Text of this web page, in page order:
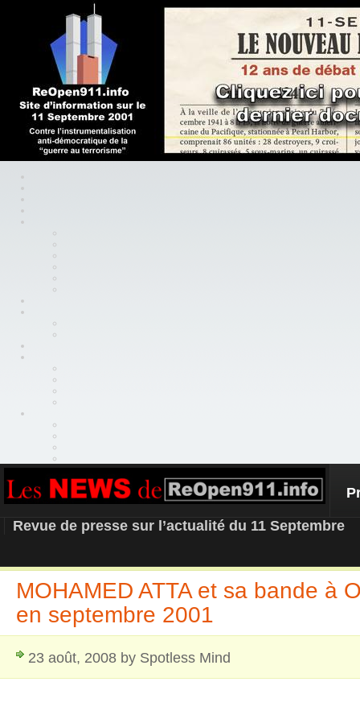
REOPEN911 – NEWS
Revue de presse sur l’actualité du 11 Septembre
MOHAMED ATTA et sa bande à
en septembre 2001
23 août, 2008 by Spotless Mind